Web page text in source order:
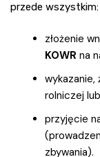
przede wszystkim:
złożenie
KOWR na
wykazanie,
rolniczej
przyjęcie
zbywania).